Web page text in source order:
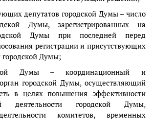
депутатов городской Думы – число
Думы, зарегистрированных на
Думы при последней перед
регистрации и присутствующих
городской Думы;
Думы – координационный и
городской Думы, осуществляющий
в целях повышения эффективности
деятельности городской Думы,
комитетов, временных